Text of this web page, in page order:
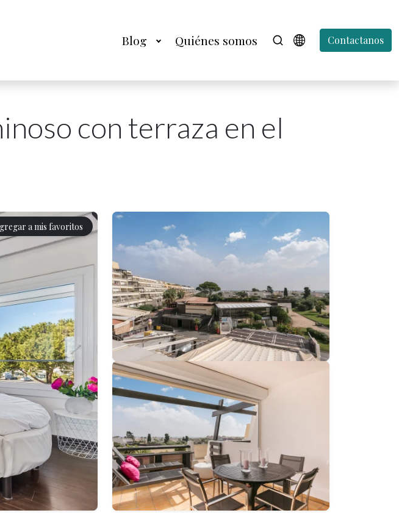
Blog Quiénes somos Contactanos
con terraza en el
a mis favoritos